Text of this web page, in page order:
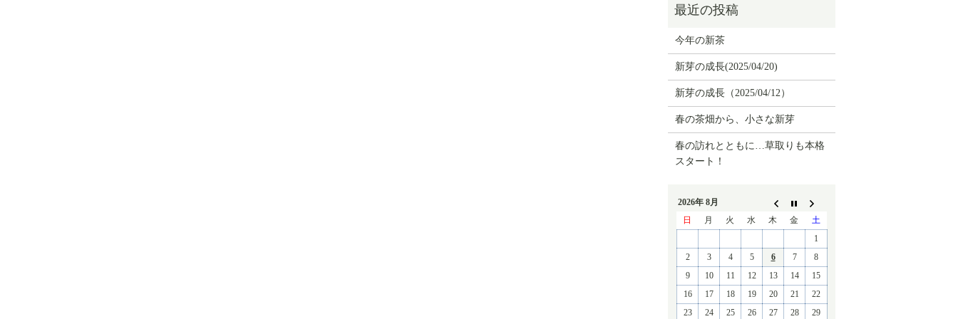
今年の新茶
新芽の成長(2025/04/20)
新芽の成長（2025/04/12）
春の茶畑から、小さな新芽
春の訪れとともに…草取りも本格
スタート！
2026年 8月
日
月 火 水 木 金
土
1
2
3 4 5 6 7
8
9
10 11 12 13 14
15
16
17 18 19 20 21
22
23
24 25 26 27 28 29